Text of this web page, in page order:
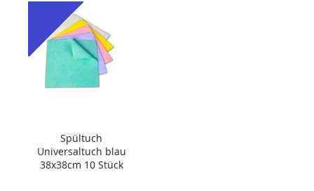
Spültuch
Universaltuch blau
38x38cm 10 Stück